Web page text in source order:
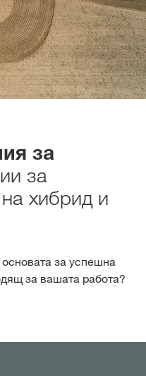
за
за
хибрид и
за успешна
за вашата работа?